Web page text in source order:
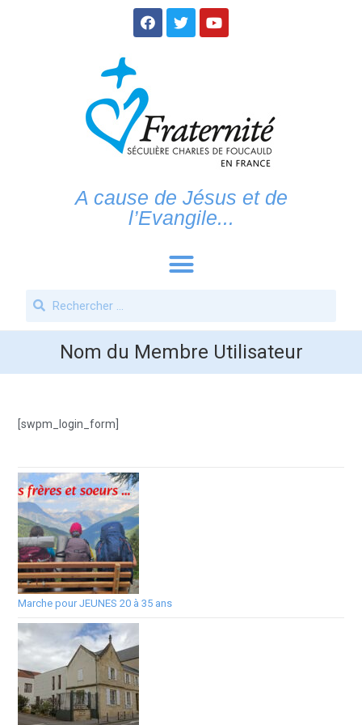
A cause de Jésus et de
l’Evangile...
Nom du Membre Utilisateur
[swpm_login_form]
Marche pour JEUNES 20 à 35 ans